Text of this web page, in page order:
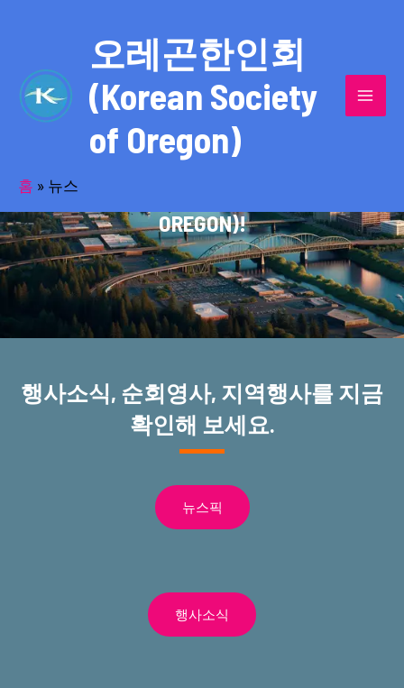
오레곤한인회
(Korean Society
of Oregon)
홈 » 뉴스
반세기의 세월을 품고 동포사회를 섬겨온
오레곤한인회(KOREAN SOCIETY OF
OREGON)!
행사소식, 순회영사, 지역행사를 지금
확인해 보세요.
뉴스픽
행사소식